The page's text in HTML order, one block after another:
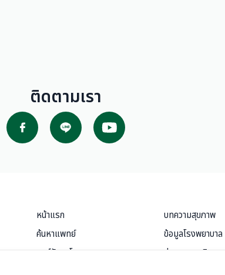
ติดตามเรา
หน้าแรก
ค้นหาแพทย์
ศูนย์รักษาโรค
บทความสุขภาพ
ข้อมูลโรงพยาบาล
ข่าวสารและกิจกรรม